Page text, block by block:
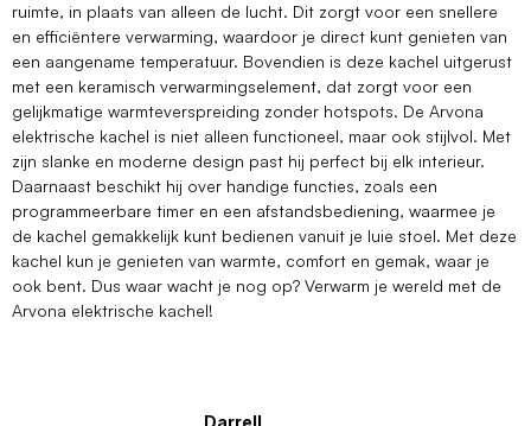
ruimte, in plaats van alleen de lucht. Dit zorgt voor een snellere
en efficiëntere verwarming, waardoor je direct kunt genieten van
een aangename temperatuur. Bovendien is deze kachel uitgerust
met een keramisch verwarmingselement, dat zorgt voor een
gelijkmatige warmteverspreiding zonder hotspots. De Arvona
elektrische kachel is niet alleen functioneel, maar ook stijlvol. Met
zijn slanke en moderne design past hij perfect bij elk interieur.
Daarnaast beschikt hij over handige functies, zoals een
programmeerbare timer en een afstandsbediening, waarmee je
de kachel gemakkelijk kunt bedienen vanuit je luie stoel. Met deze
kachel kun je genieten van warmte, comfort en gemak, waar je
ook bent. Dus waar wacht je nog op? Verwarm je wereld met de
Arvona elektrische kachel!
Darrell